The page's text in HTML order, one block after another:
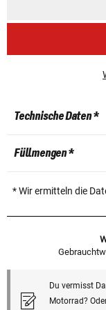
Technische Daten *
Füllmengen *
* Wir ermitteln die
Du vermisst
Motorrad?